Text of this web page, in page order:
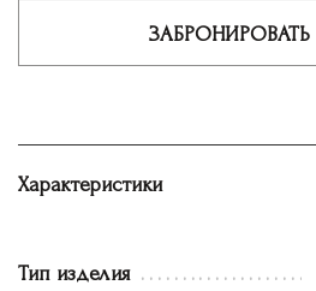
ЗАБРОНИРОВАТЬ
Характеристики
Тип изделия